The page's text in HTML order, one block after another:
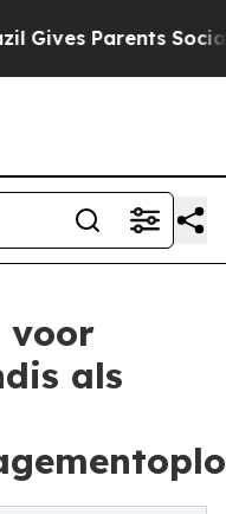
Parents Social
voor
als